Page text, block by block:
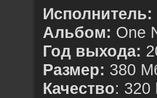
Исполнитель:
Альбом: One
Год выхода:
Размер: 380
Качество: 320